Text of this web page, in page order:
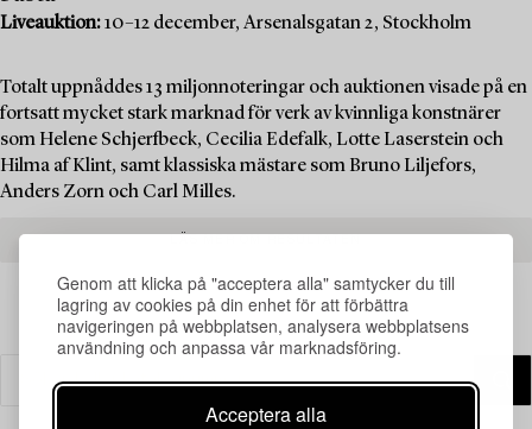
Genom att klicka på "acceptera alla" samtycker du till
lagring av cookies på din enhet för att förbättra
navigeringen på webbplatsen, analysera webbplatsens
användning och anpassa vår marknadsföring.
Acceptera alla
Liveauktion:10–12 december, Arsenalsgatan 2, Stockholm
Totalt uppnåddes 13 miljonnoteringar och auktionen visade på en
fortsatt mycket stark marknad för verk av kvinnliga konstnärer
som Helene Schjerfbeck, Cecilia Edefalk, Lotte Laserstein och
Hilma af Klint, samt klassiska mästare som Bruno Liljefors,
Anders Zorn och Carl Milles.